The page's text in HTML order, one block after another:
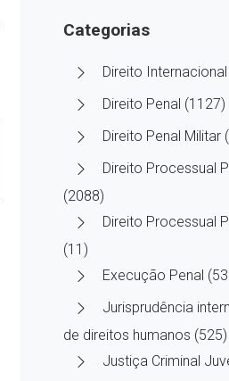
Categorias
Direito
Direito Penal (1127)
Direito Penal Militar
Direito Processual
(2088)
Direito Processual
(11)
Execução Penal
Jurisprudência
de direitos humanos (525)
Justiça Criminal